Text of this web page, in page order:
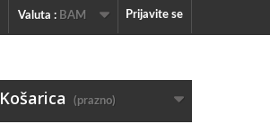
Prijavite se
Valuta : BAM
Košarica (prazno)